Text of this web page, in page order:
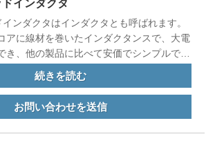
インダクタ
ンダクタはインダクタとも呼ばれます。
アに線材を巻いたインダクタンスで、大電
き、他の製品に比べて安価でシンプルです
なります。
続きを読む
お問い合わせを送信